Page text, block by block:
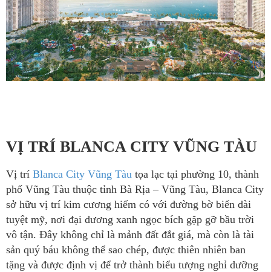
VỊ TRÍ BLANCA CITY VŨNG TÀU
Vị trí Blanca City Vũng Tàu tọa lạc tại phường 10, thành
phố Vũng Tàu thuộc tỉnh Bà Rịa – Vũng Tàu, Blanca City
sở hữu vị trí kim cương hiếm có với đường bờ biển dài
tuyệt mỹ, nơi đại dương xanh ngọc bích gặp gỡ bầu trời
vô tận. Đây không chỉ là mảnh đất đắt giá, mà còn là tài
sản quý báu không thể sao chép, được thiên nhiên ban
tặng và được định vị để trở thành biểu tượng nghỉ dưỡng